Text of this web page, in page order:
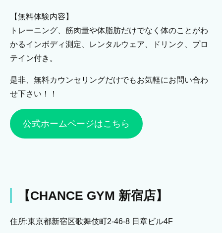
【無料体験内容】
トレーニング、筋肉量や体脂肪だけでなく体のことがわ
かるインボディ測定、レンタルウェア、ドリンク、プロ
テイン付き。
是非、無料カウンセリングだけでもお気軽にお問い合わ
せ下さい！！
公式ホームページはこちら
【CHANCE GYM 新宿店】
住所:東京都新宿区歌舞伎町2-46-8 日章ビル4F